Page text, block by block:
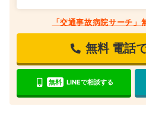
「交通事故病院サーチ」
無料 電話
無料 LINEで相談する